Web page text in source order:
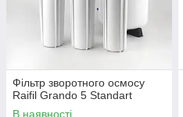
Фільтр зворотного осмосу
Raifil Grando 5 Standart
В наявності